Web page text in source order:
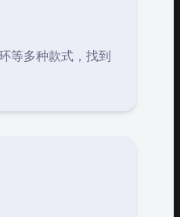
等多种款式，找到